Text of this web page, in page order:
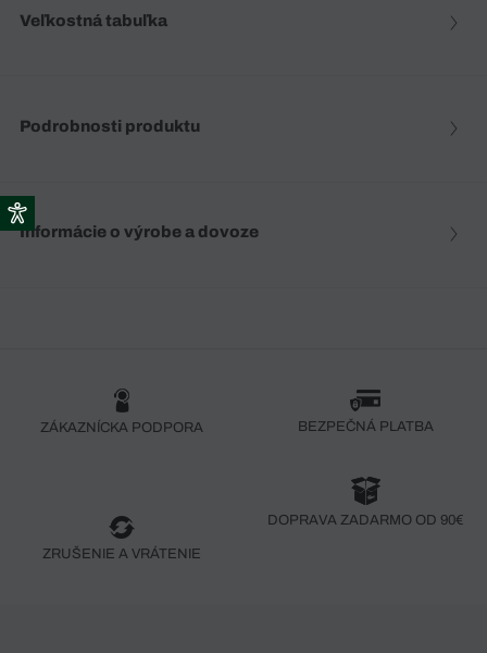
Veľkostná tabuľka
Podrobnosti produktu
Informácie o výrobe a dovoze
ZÁKAZNÍCKA PODPORA BEZPEČNÁ PLATBA
ZRUŠENIE A VRÁTENIE
DOPRAVA ZADARMO OD 90€